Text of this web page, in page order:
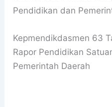
Pendidikan dan
Kepmendikdasmen 63
Rapor Pendidikan
Pemerintah Daerah